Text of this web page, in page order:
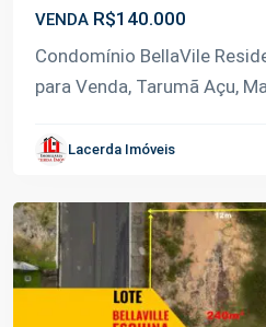
VENDA R$140.000
Condomínio BellaVile
para Venda, Tarumã Açu,
Lacerda Imóveis
Tarumã,